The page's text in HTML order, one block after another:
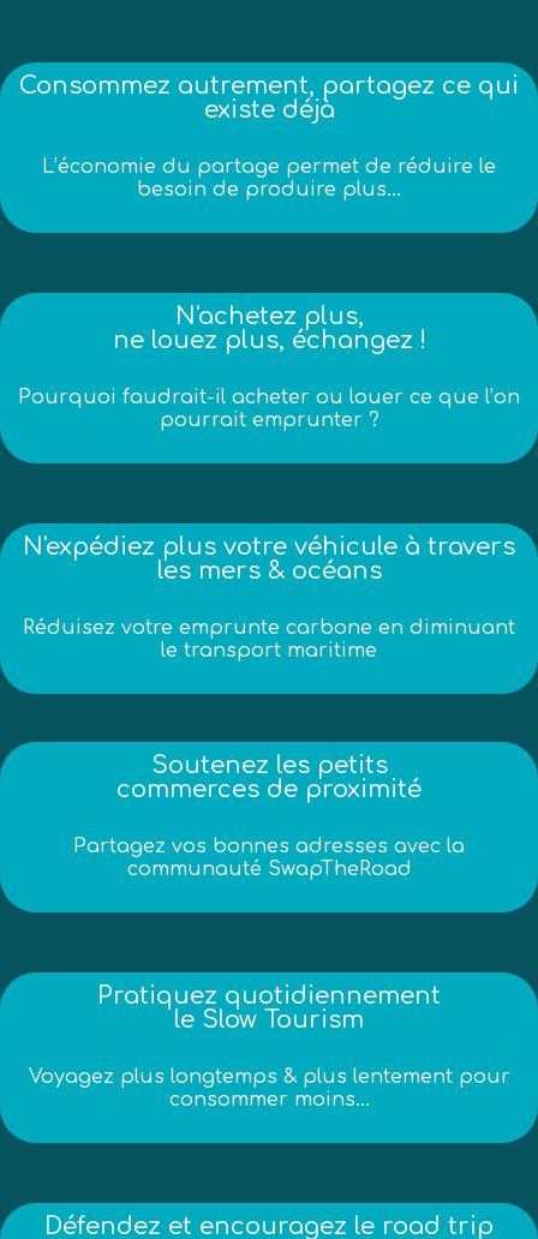
Consommez autrement, partagez ce qui
existe déjà
L’économie du partage permet de réduire le
besoin de produire plus…
N'achetez plus,
ne louez plus, échangez !
Pourquoi faudrait-il acheter ou louer ce que l’on
pourrait emprunter ?
N'expédiez plus votre véhicule à travers
les mers & océans
Réduisez votre emprunte carbone en diminuant
le transport maritime
Soutenez les petits
commerces de proximité
Partagez vos bonnes adresses avec la
communauté SwapTheRoad
Pratiquez quotidiennement
le Slow Tourism
Voyagez plus longtemps & plus lentement pour
consommer moins…
Défendez et encouragez le road trip